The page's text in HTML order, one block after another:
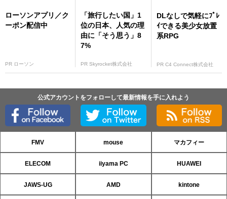
ローソンアプリ／ク
ーポン配信中
PR ローソン
「旅行したい国」1
位の日本、人気の理
由に「そう思う」8
7%
PR Skyrocket株式会社
DLなしで気軽にﾌﾟﾚ
ｲできる美少女放置
系RPG
PR C4 Connect株式会社
公式アカウントをフォローして最新情報を手に入れよう
FMV mouse マカフィー
ELECOM iiyama PC HUAWEI
JAWS-UG AMD kintone